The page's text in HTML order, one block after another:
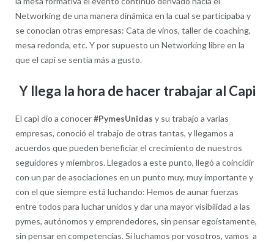
Networking de una manera dinámica en la cual se participaba y
se conocían otras empresas: Cata de vinos, taller de coaching,
mesa redonda, etc. Y por supuesto un Networking libre en la
que el capi se sentía más a gusto.
Y llega la hora de hacer trabajar al Capi
El capì dio a conocer#PymesUnidas y su trabajo a varias
empresas, conoció el trabajo de otras tantas, y llegamos a
acuerdos que pueden beneficiar el crecimiento de nuestros
seguidores y miembros. Llegados a este punto, llegó a coincidir
con un par de asociaciones en un punto muy, muy importante y
con el que siempre está luchando: Hemos de aunar fuerzas
entre todos para luchar unidos y dar una mayor visibilidad a las
pymes, autónomos y emprendedores, sin pensar egoístamente,
sin pensar en competencias. Si luchamos por vosotros, vamos a